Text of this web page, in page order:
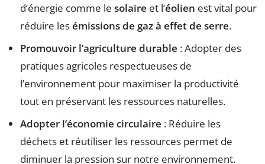
d’énergie comme le solaire et l’éolien est vital pour
réduire lesémissions de gaz à effet de serre.
Promouvoir l’agriculture durable : Adopter des
pratiques agricoles respectueuses de
l’environnement pour maximiser la productivité
tout en préservant les ressources naturelles.
Adopter l’économie circulaire : Réduire les
déchets et réutiliser les ressources permet de
diminuer la pression sur notre environnement.